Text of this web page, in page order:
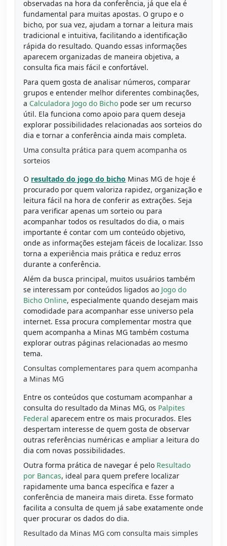
observadas na hora da conferência, já que ela é
fundamental para muitas apostas. O grupo e o
bicho, por sua vez, ajudam a tornar a leitura mais
tradicional e intuitiva, facilitando a identificação
rápida do resultado. Quando essas informações
aparecem organizadas de maneira objetiva, a
consulta fica mais fácil e confortável.
Para quem gosta de analisar números, comparar
grupos e entender melhor diferentes combinações,
a Calculadora Jogo do Bicho pode ser um recurso
útil. Ela funciona como apoio para quem deseja
explorar possibilidades relacionadas aos sorteios do
dia e tornar a conferência ainda mais completa.
Uma consulta prática para quem acompanha os
sorteios
O resultado do jogo do bicho Minas MG de hoje é
procurado por quem valoriza rapidez, organização e
leitura fácil na hora de conferir as extrações. Seja
para verificar apenas um sorteio ou para
acompanhar todos os resultados do dia, o mais
importante é contar com um conteúdo objetivo,
onde as informações estejam fáceis de localizar. Isso
torna a experiência mais prática e reduz erros
durante a conferência.
Além da busca principal, muitos usuários também
se interessam por conteúdos ligados ao Jogo do
Bicho Online, especialmente quando desejam mais
comodidade para acompanhar esse universo pela
internet. Essa procura complementar mostra que
quem acompanha a Minas MG também costuma
explorar outras páginas relacionadas ao mesmo
tema.
Consultas complementares para quem acompanha
a Minas MG
Entre os conteúdos que costumam acompanhar a
consulta do resultado da Minas MG, os Palpites
Federal aparecem entre os mais procurados. Eles
despertam interesse de quem gosta de observar
outras referências numéricas e ampliar a leitura do
dia com novas possibilidades.
Outra forma prática de navegar é pelo Resultado
por Bancas, ideal para quem prefere localizar
rapidamente uma banca específica e fazer a
conferência de maneira mais direta. Esse formato
facilita a consulta de quem já sabe exatamente onde
quer procurar os dados do dia.
Resultado da Minas MG com consulta mais simples